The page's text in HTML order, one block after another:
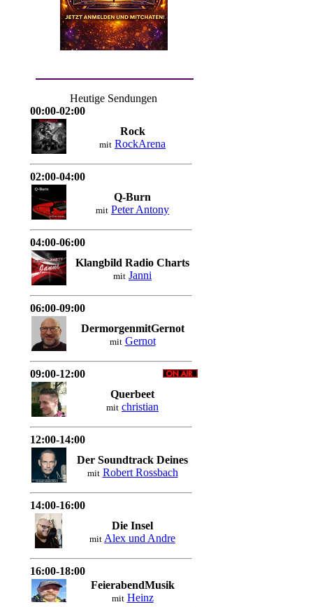
Heutige Sendungen
00:00-02:00
Rock
mit RockArena
02:00-04:00
Q-Burn
mit Peter Antony
04:00-06:00
Klangbild Radio Charts
mit Janni
06:00-09:00
DermorgenmitGernot
mit Gernot
09:00-12:00
Querbeet
mit christian
12:00-14:00
Der Soundtrack Deines
mit Robert Rossbach
14:00-16:00
Die Insel
mit Alex und Andre
16:00-18:00
FeierabendMusik
mit Heinz